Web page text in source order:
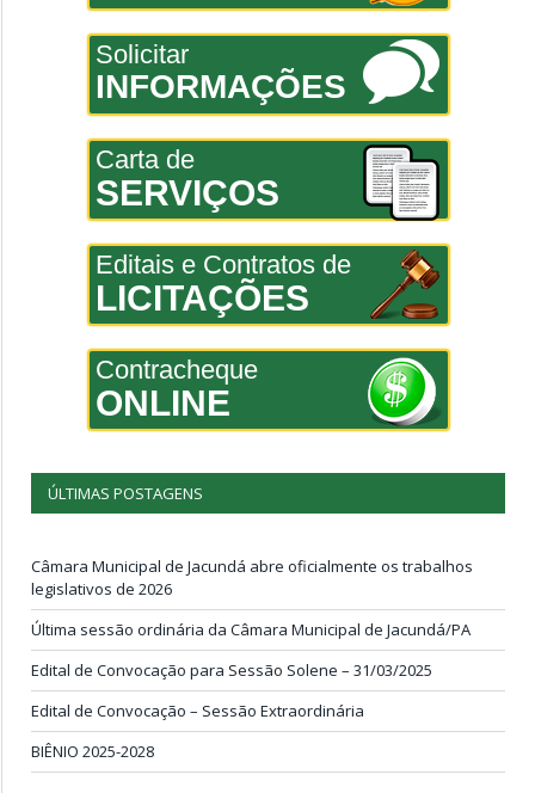
Solicitar
INFORMAÇÕES
Carta de
SERVIÇOS
Editais e Contratos de
LICITAÇÕES
Contracheque
ONLINE
ÚLTIMAS POSTAGENS
Câmara Municipal de Jacundá abre oficialmente os trabalhos
legislativos de 2026
Última sessão ordinária da Câmara Municipal de Jacundá/PA
Edital de Convocação para Sessão Solene – 31/03/2025
Edital de Convocação – Sessão Extraordinária
BIÊNIO 2025-2028